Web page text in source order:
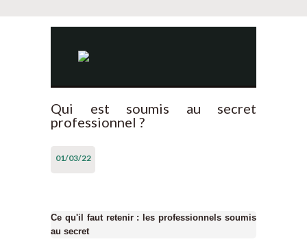
Qui est soumis au secret
professionnel ?
01/03/22
Ce qu'il faut retenir : les professionnels soumis
au secret